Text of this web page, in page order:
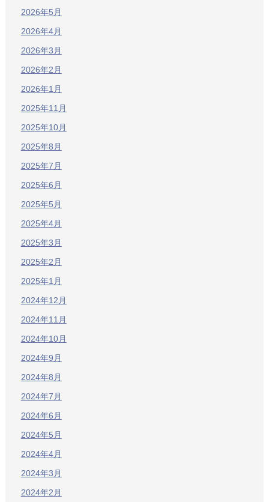
2026年5月
2026年4月
2026年3月
2026年2月
2026年1月
2025年11月
2025年10月
2025年8月
2025年7月
2025年6月
2025年5月
2025年4月
2025年3月
2025年2月
2025年1月
2024年12月
2024年11月
2024年10月
2024年9月
2024年8月
2024年7月
2024年6月
2024年5月
2024年4月
2024年3月
2024年2月